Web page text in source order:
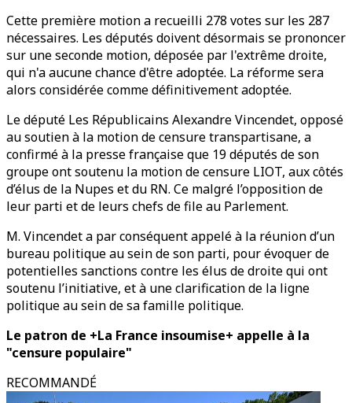
Cette première motion a recueilli 278 votes sur les 287
nécessaires. Les députés doivent désormais se prononcer
sur une seconde motion, déposée par l'extrême droite,
qui n'a aucune chance d'être adoptée. La réforme sera
alors considérée comme définitivement adoptée.
Le député Les Républicains Alexandre Vincendet, opposé
au soutien à la motion de censure transpartisane, a
confirmé à la presse française que 19 députés de son
groupe ont soutenu la motion de censure LIOT, aux côtés
d’élus de la Nupes et du RN. Ce malgré l’opposition de
leur parti et de leurs chefs de file au Parlement.
M. Vincendet a par conséquent appelé à la réunion d’un
bureau politique au sein de son parti, pour évoquer de
potentielles sanctions contre les élus de droite qui ont
soutenu l’initiative, et à une clarification de la ligne
politique au sein de sa famille politique.
Le patron de +La France insoumise+ appelle à la
"censure populaire"
RECOMMANDÉ